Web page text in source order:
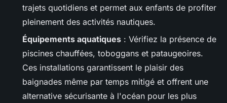
trajets quotidiens et permet aux enfants de profiter
pleinement des activités nautiques.
Équipements aquatiques : Vérifiez la présence de
piscines chauffées, toboggans et pataugeoires.
Ces installations garantissent le plaisir des
baignades même par temps mitigé et offrent une
alternative sécurisante à l'océan pour les plus